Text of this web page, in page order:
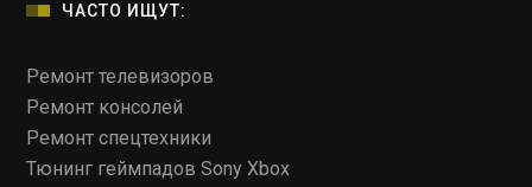
ЧАСТО ИЩУТ:
Ремонт телевизоров
Ремонт консолей
Ремонт спецтехники
Тюнинг геймпадов Sony Xbox